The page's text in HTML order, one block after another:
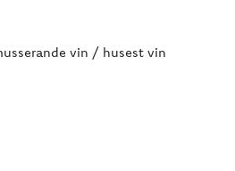
vin / husest vin